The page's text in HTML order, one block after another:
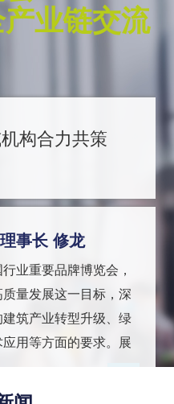
业链交流
构合力共策
事长 修龙
业重要品牌博览会，
量发展这一目标，深
筑产业转型升级、绿
用等方面的要求。展
和推动作用，进一步